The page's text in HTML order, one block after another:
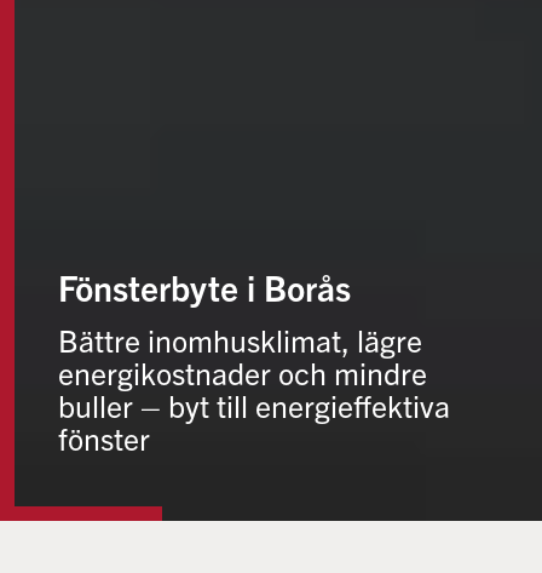
Fönsterbyte i Borås
Bättre inomhusklimat, lägre
energikostnader och mindre
buller – byt till energieffektiva
fönster